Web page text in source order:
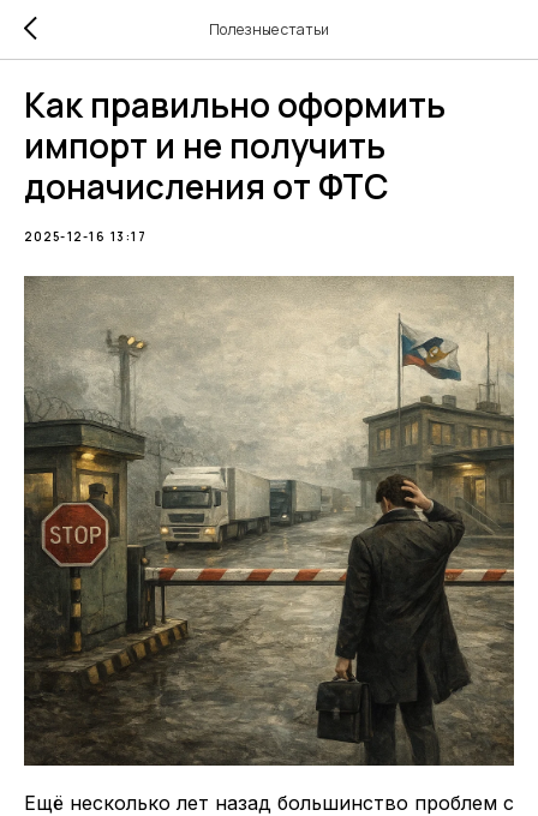
Полезные статьи
Как правильно оформить
импорт и не получить
доначисления от ФТС
2025-12-16 13:17
Ещё несколько лет назад большинство проблем с